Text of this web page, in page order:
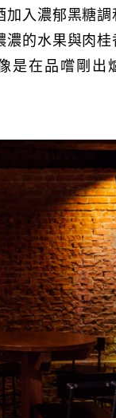
加入濃郁黑糖調
濃的水果與肉
是在品嚐剛出